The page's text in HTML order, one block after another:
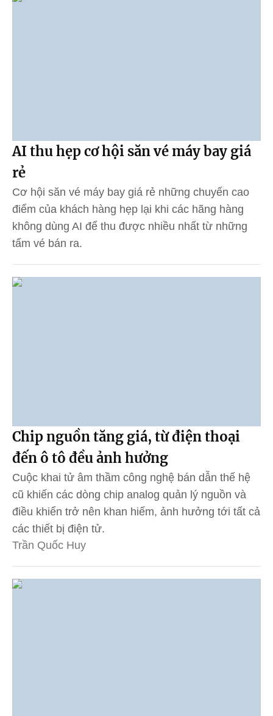
AI thu hẹp cơ hội săn vé máy bay giá
rẻ
Cơ hội săn vé máy bay giá rẻ những chuyến cao
điểm của khách hàng hẹp lại khi các hãng hàng
không dùng AI để thu được nhiều nhất từ những
tấm vé bán ra.
Chip nguồn tăng giá, từ điện thoại
đến ô tô đều ảnh hưởng
Cuộc khai tử âm thầm công nghệ bán dẫn thế hệ
cũ khiến các dòng chip analog quản lý nguồn và
điều khiển trở nên khan hiếm, ảnh hưởng tới tất cả
các thiết bị điện tử.
Trần Quốc Huy